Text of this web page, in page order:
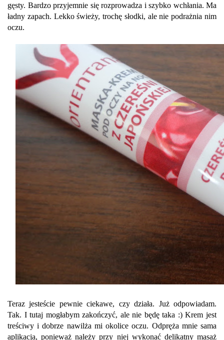
gęsty. Bardzo przyjemnie się rozprowadza i szybko wchłania. Ma
ładny zapach. Lekko świeży, trochę słodki, ale nie podrażnia nim
oczu.
Teraz jesteście pewnie ciekawe, czy działa. Już odpowiadam.
Tak. I tutaj mogłabym zakończyć, ale nie będę taka :) Krem jest
treściwy i dobrze nawilża mi okolice oczu. Odpręża mnie sama
aplikacja, ponieważ należy przy niej wykonać delikatny masaż